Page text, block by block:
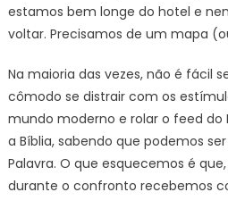
estamos bem longe do hotel e
voltar. Precisamos de um mapa
Na maioria das vezes, não é fácil
cômodo se distrair com os
mundo moderno e rolar o feed
a Bíblia, sabendo que podemos
Palavra. O que esquecemos é
durante o confronto recebemos